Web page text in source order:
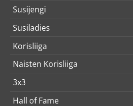
Susijengi
Susiladies
Korisliiga
Naisten Korisliiga
3x3
Hall of Fame